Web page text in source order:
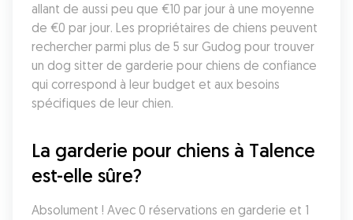
allant de aussi peu que €10 par jour à une moyenne
de €0 par jour. Les propriétaires de chiens peuvent
rechercher parmi plus de 5 sur Gudog pour trouver
un dog sitter de garderie pour chiens de confiance
qui correspond à leur budget et aux besoins
spécifiques de leur chien.
La garderie pour chiens à Talence
est-elle sûre?
Absolument ! Avec 0 réservations en garderie et 1